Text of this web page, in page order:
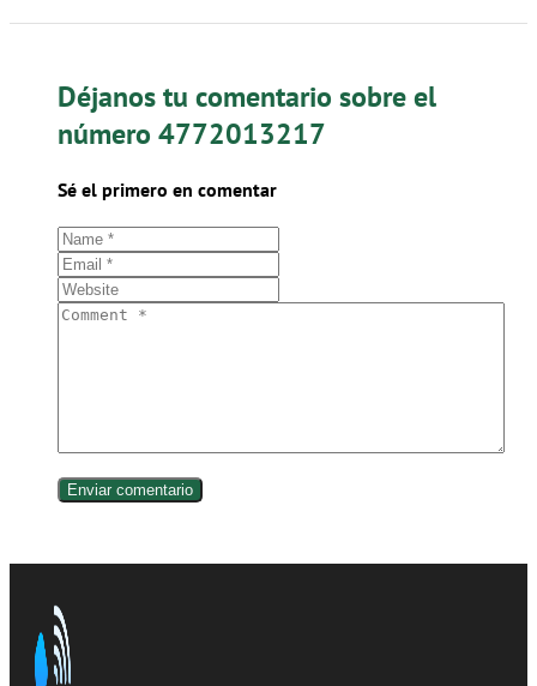
Déjanos tu comentario sobre el
número 4772013217
Sé el primero en comentar